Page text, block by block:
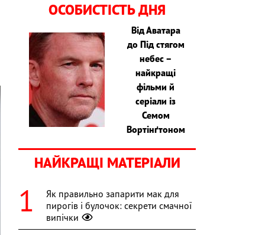
ОСОБИСТІСТЬ ДНЯ
Від Аватара
до Під стягом
небес –
найкращі
фільми й
серіали із
Семом
Вортінґтоном
НАЙКРАЩІ МАТЕРІАЛИ
Як правильно запарити мак для
пирогів і булочок: секрети смачної
випічки